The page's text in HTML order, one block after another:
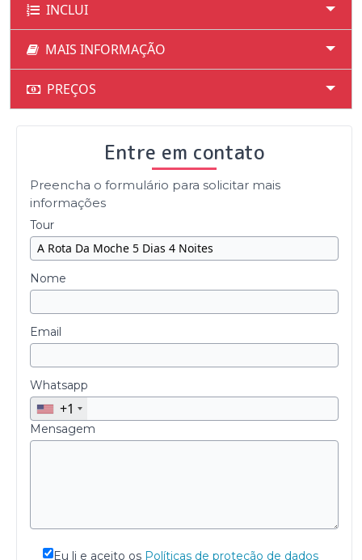
INCLUI
MAIS INFORMAÇÃO
PREÇOS
Entre em contato
Preencha o formulário para solicitar mais
informações
Tour
Nome
Email
Whatsapp
+1
Mensagem
Eu li e aceito os Políticas de proteção de dados